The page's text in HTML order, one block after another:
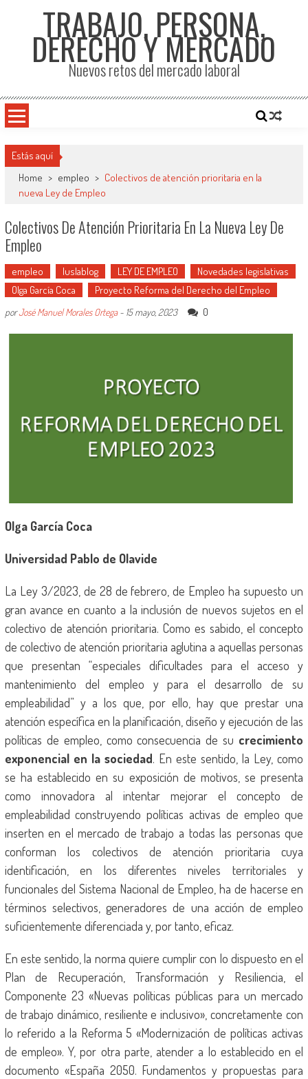
TRABAJO, PERSONA,
DERECHO Y MERCADO
Nuevos retos del mercado laboral
Estás aquí
Home > empleo > Colectivos de atención prioritaria en la
nueva Ley de Empleo
Colectivos De Atención Prioritaria En La Nueva Ley De
Empleo
empleo Iuslablog LEY DE EMPLEO
Novedades legislativas
Olga García Coca
Proyecto Reforma del Derecho del Empleo
porJosé Manuel Morales Ortega- 15 mayo, 2023 0
Olga García Coca
Universidad Pablo de Olavide
La Ley 3/2023, de 28 de febrero, de Empleo ha supuesto un
gran avance en cuanto a la inclusión de nuevos sujetos en el
colectivo de atención prioritaria. Como es sabido, el concepto
de colectivo de atención prioritaria aglutina a aquellas personas
que presentan “especiales dificultades para el acceso y
mantenimiento del empleo y para el desarrollo de su
empleabilidad” y a los que, por ello, hay que prestar una
atención específica en la planificación, diseño y ejecución de las
políticas de empleo, como consecuencia de su crecimiento
exponencial en la sociedad. En este sentido, la Ley, como
se ha establecido en su exposición de motivos, se presenta
como innovadora al intentar mejorar el concepto de
empleabilidad construyendo políticas activas de empleo que
inserten en el mercado de trabajo a todas las personas que
conforman los colectivos de atención prioritaria cuya
identificación, en los diferentes niveles territoriales y
funcionales del Sistema Nacional de Empleo, ha de hacerse en
términos selectivos, generadores de una acción de empleo
suficientemente diferenciada y, por tanto, eficaz.
En este sentido, la norma quiere cumplir con lo dispuesto en el
Plan de Recuperación, Transformación y Resiliencia, el
Componente 23 «Nuevas políticas públicas para un mercado
de trabajo dinámico, resiliente e inclusivo», concretamente con
lo referido a la Reforma 5 «Modernización de políticas activas
de empleo». Y, por otra parte, atender a lo establecido en el
documento «España 2050. Fundamentos y propuestas para